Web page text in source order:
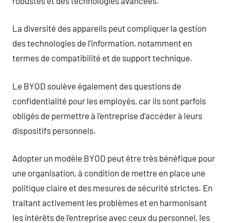
La diversité des appareils peut compliquer la gestion
des technologies de l’information, notamment en
termes de compatibilité et de support technique.
Le BYOD soulève également des questions de
confidentialité pour les employés, car ils sont parfois
obligés de permettre à l’entreprise d’accéder à leurs
dispositifs personnels.
Adopter un modèle BYOD peut être très bénéfique pour
une organisation, à condition de mettre en place une
politique claire et des mesures de sécurité strictes. En
traitant activement les problèmes et en harmonisant
les intérêts de l’entreprise avec ceux du personnel, les